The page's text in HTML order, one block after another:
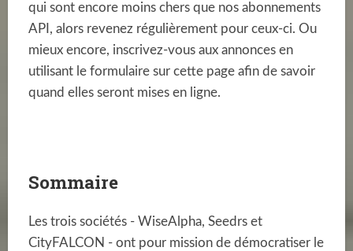
qui sont encore moins chers que nos abonnements
API, alors revenez régulièrement pour ceux-ci. Ou
mieux encore, inscrivez-vous aux annonces en
utilisant le formulaire sur cette page afin de savoir
quand elles seront mises en ligne.
Sommaire
Les trois sociétés - WiseAlpha, Seedrs et
CityFALCON - ont pour mission de démocratiser le